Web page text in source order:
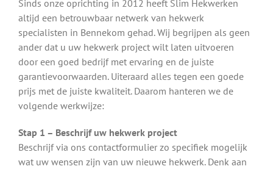
Sinds onze oprichting in 2012 heeft Slim Hekwerken
altijd een betrouwbaar netwerk van hekwerk
specialisten in Bennekom gehad. Wij begrijpen als geen
ander dat u uw hekwerk project wilt laten uitvoeren
door een goed bedrijf met ervaring en de juiste
garantievoorwaarden. Uiteraard alles tegen een goede
prijs met de juiste kwaliteit. Daarom hanteren we de
volgende werkwijze:
Stap 1 – Beschrijf uw hekwerk project
Beschrijf via ons contactformulier zo specifiek mogelijk
wat uw wensen zijn van uw nieuwe hekwerk. Denk aan